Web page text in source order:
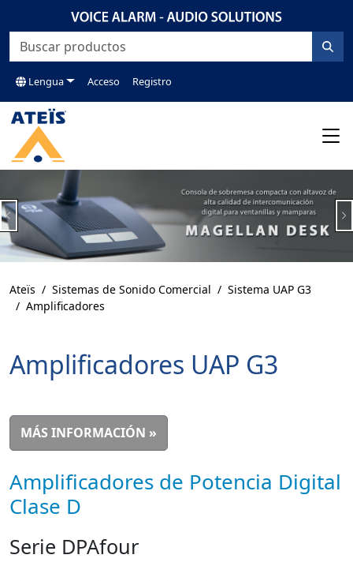
Lengua Acceso Registro
Previous
Ateïs Sistemas de Sonido Comercial
Sistema UAP G3
Amplificadores
Amplificadores UAP G3
MÁS INFORMACIÓN »
Amplificadores de Potencia Digital
Clase D
Serie DPAfour